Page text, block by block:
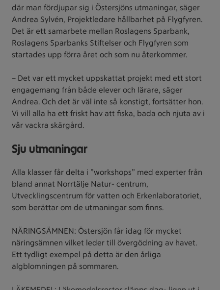
där man fördjupar sig i Östersjöns utmaningar, säger
Andrea Sylvén, Projektledare hållbarhet på Flygfyren.
Det är ett samarbete mellan Roslagens Sparbank,
Roslagens Sparbanks Stiftelser och Flygfyren som
startades upp förra året och som nu återkommer.
– Det var ett mycket uppskattat projekt med ett stort
engagemang från både elever och lärare, säger
Andrea. Och det är väl inte så konstigt, fortsätter hon.
Vi vill alla ha ett friskt hav att fiska, bada och njuta av i
vår vackra skärgård.
Sju utmaningar
Alla klasser får delta i ”workshops” med experter från
bland annat Norrtälje Natur- centrum,
Utvecklingscentrum för vatten och Erkenlaboratoriet,
som berättar om de utmaningar som finns.
NÄRINGSÄMNEN: Östersjön får idag för mycket
näringsämnen vilket leder till övergödning av havet.
Ett tydligt exempel på detta är den årliga
algblomningen på sommaren.